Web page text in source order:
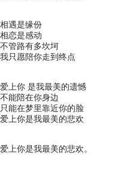
相遇是缘份
相恋是感动
不管路有多坎坷
我只愿陪你走到终点
爱上你 是我最美的遗憾
不能陪在你身边
只能在梦里靠近你的脸
爱上你是我最美的悲欢
爱上你是我最美的悲欢。